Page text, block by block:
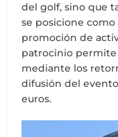
del golf, sino que
se posicione
promoción de
patrocinio
mediante los
difusión del
euros.